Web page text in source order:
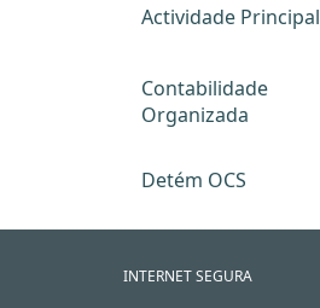
Actividade Principal
Contabilidade
Organizada
Detém OCS
INTERNET SEGURA